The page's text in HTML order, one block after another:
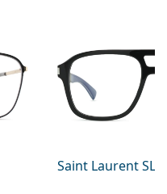
Saint Laurent SL